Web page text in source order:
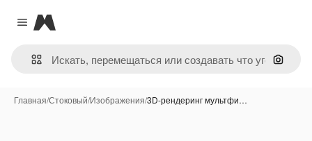
Close menu
Magnific
Поиск
Главная/Стоковый/Изображения/3D-рендеринг мультфи…